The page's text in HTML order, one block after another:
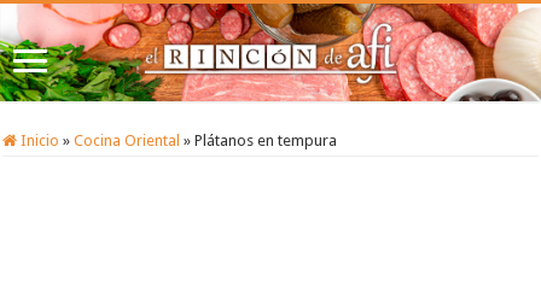
Inicio » Cocina Oriental » Plátanos en tempura